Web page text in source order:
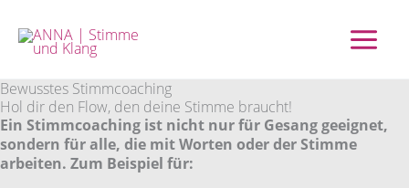
Inhalt
springen
Bewusstes Stimmcoaching
Hol dir den Flow, den deine Stimme braucht!
Ein Stimmcoaching ist nicht nur für Gesang geeignet,
sondern für alle, die mit Worten oder der Stimme
arbeiten. Zum Beispiel für: